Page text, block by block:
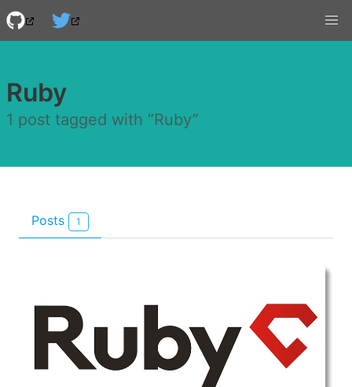
Ruby
1 post tagged with “Ruby”
Posts 1